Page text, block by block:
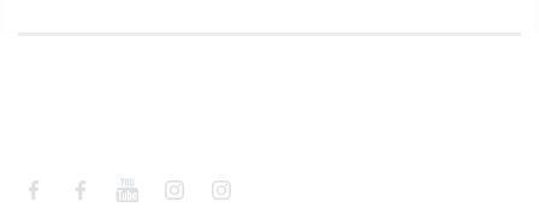
FacebookFacebookYouTubeInstagram